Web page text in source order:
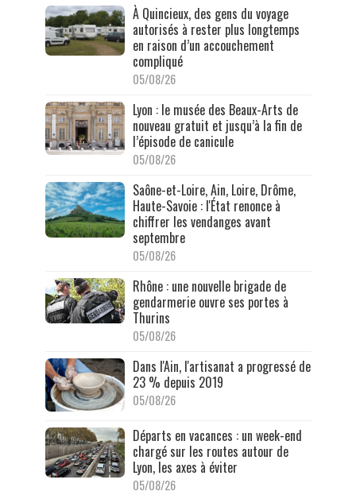
À Quincieux, des gens du voyage
autorisés à rester plus longtemps
en raison d’un accouchement
compliqué
05/08/26
Lyon : le musée des Beaux-Arts de
nouveau gratuit et jusqu’à la fin de
l’épisode de canicule
05/08/26
Saône-et-Loire, Ain, Loire, Drôme,
Haute-Savoie : l'État renonce à
chiffrer les vendanges avant
septembre
05/08/26
Rhône : une nouvelle brigade de
gendarmerie ouvre ses portes à
Thurins
05/08/26
Dans l'Ain, l'artisanat a progressé de
23 % depuis 2019
05/08/26
Départs en vacances : un week-end
chargé sur les routes autour de
Lyon, les axes à éviter
05/08/26